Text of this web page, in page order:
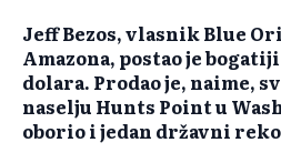
Jeff Bezos, vlasnik Blue
Amazona, postao je
dolara. Prodao je, naime,
naselju Hunts Point u
oborio i jedan državni